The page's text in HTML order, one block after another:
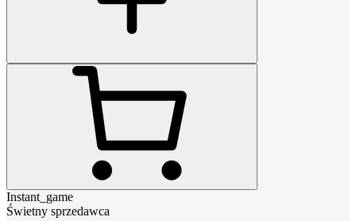
Instant_game
Świetny sprzedawca